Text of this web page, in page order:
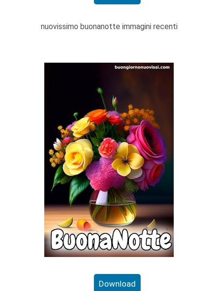
nuovissimo buonanotte immagini recenti
Download